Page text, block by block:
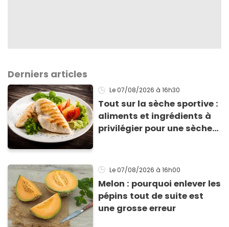
Derniers articles
Le 07/08/2026 à 16h30
Tout sur la sèche sportive :
aliments et ingrédients à
privilégier pour une sèche
Le 07/08/2026 à 16h00
Melon : pourquoi enlever les
pépins tout de suite est
une grosse erreur